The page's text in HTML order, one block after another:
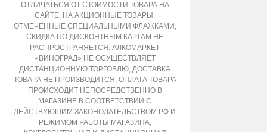
ОТЛИЧАТЬСЯ ОТ СТОИМОСТИ ТОВАРА НА
САЙТЕ. НА АКЦИОННЫЕ ТОВАРЫ,
ОТМЕЧЕННЫЕ СПЕЦИАЛЬНЫМИ ФЛАЖКАМИ,
СКИДКА ПО ДИСКОНТНЫМ КАРТАМ НЕ
РАСПРОСТРАНЯЕТСЯ. АЛКОМАРКЕТ
«ВИНОГРАД» НЕ ОСУЩЕСТВЛЯЕТ
ДИСТАНЦИОННУЮ ТОРГОВЛЮ, ДОСТАВКА
ТОВАРА НЕ ПРОИЗВОДИТСЯ, ОПЛАТА ТОВАРА
ПРОИСХОДИТ НЕПОСРЕДСТВЕННО В
МАГАЗИНЕ В СООТВЕТСТВИИ С
ДЕЙСТВУЮЩИМ ЗАКОНОДАТЕЛЬСТВОМ РФ И
РЕЖИМОМ РАБОТЫ МАГАЗИНА,